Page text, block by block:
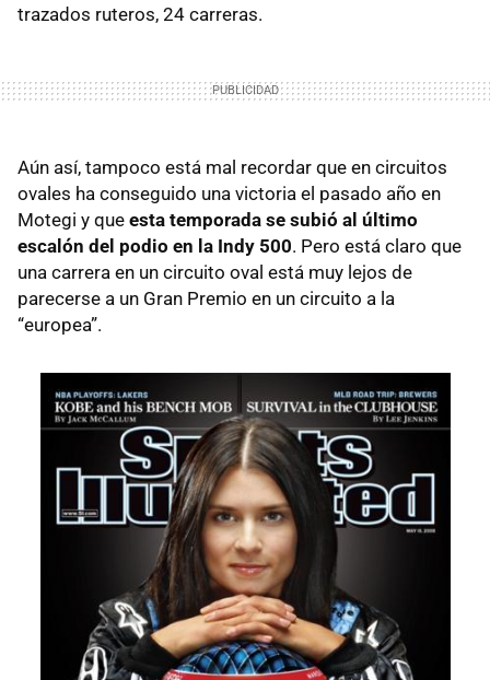
trazados ruteros, 24 carreras.
Aún así, tampoco está mal recordar que en circuitos
ovales ha conseguido una victoria el pasado año en
Motegi y que esta temporada se subió al último
escalón del podio en la Indy 500. Pero está claro que
una carrera en un circuito oval está muy lejos de
parecerse a un Gran Premio en un circuito a la
“europea”.